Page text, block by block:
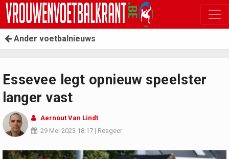
Ander voetbalnieuws
Essevee legt opnieuw speelster
langer vast
Aernout Van Lindt
29 Mei 2023 18:17 | Reageer